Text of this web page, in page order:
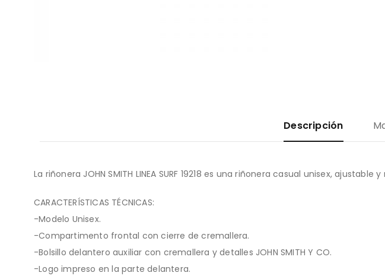
Descripción
La riñonera JOHN SMITH LINEA SURF 19218 es una riñonera casual unisex,
CARACTERÍSTICAS TÉCNICAS:
-Modelo Unisex.
-Compartimento frontal con cierre de cremallera.
-Bolsillo delantero auxiliar con cremallera y detalles JOHN SMITH Y CO.
-Logo impreso en la parte delantera.